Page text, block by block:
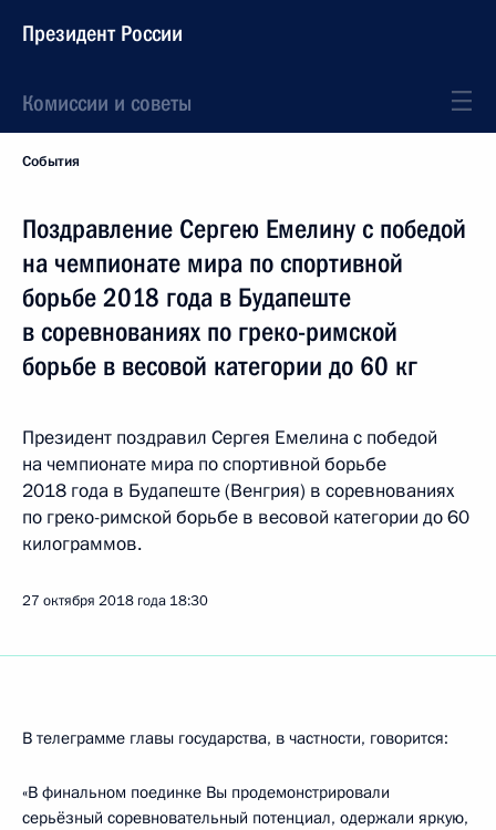
Президент России
Комиссии и советы
События
Поздравление Сергею Емелину с победой
на чемпионате мира по спортивной
борьбе 2018 года в Будапеште
в соревнованиях по греко-римской
борьбе в весовой категории до 60 кг
Президент поздравил Сергея Емелина с победой
на чемпионате мира по спортивной борьбе
2018 года в Будапеште (Венгрия) в соревнованиях
по греко-римской борьбе в весовой категории до 60
килограммов.
27 октября 2018 года 18:30
В телеграмме главы государства, в частности, говорится:
«В финальном поединке Вы продемонстрировали
серьёзный соревновательный потенциал, одержали яркую,